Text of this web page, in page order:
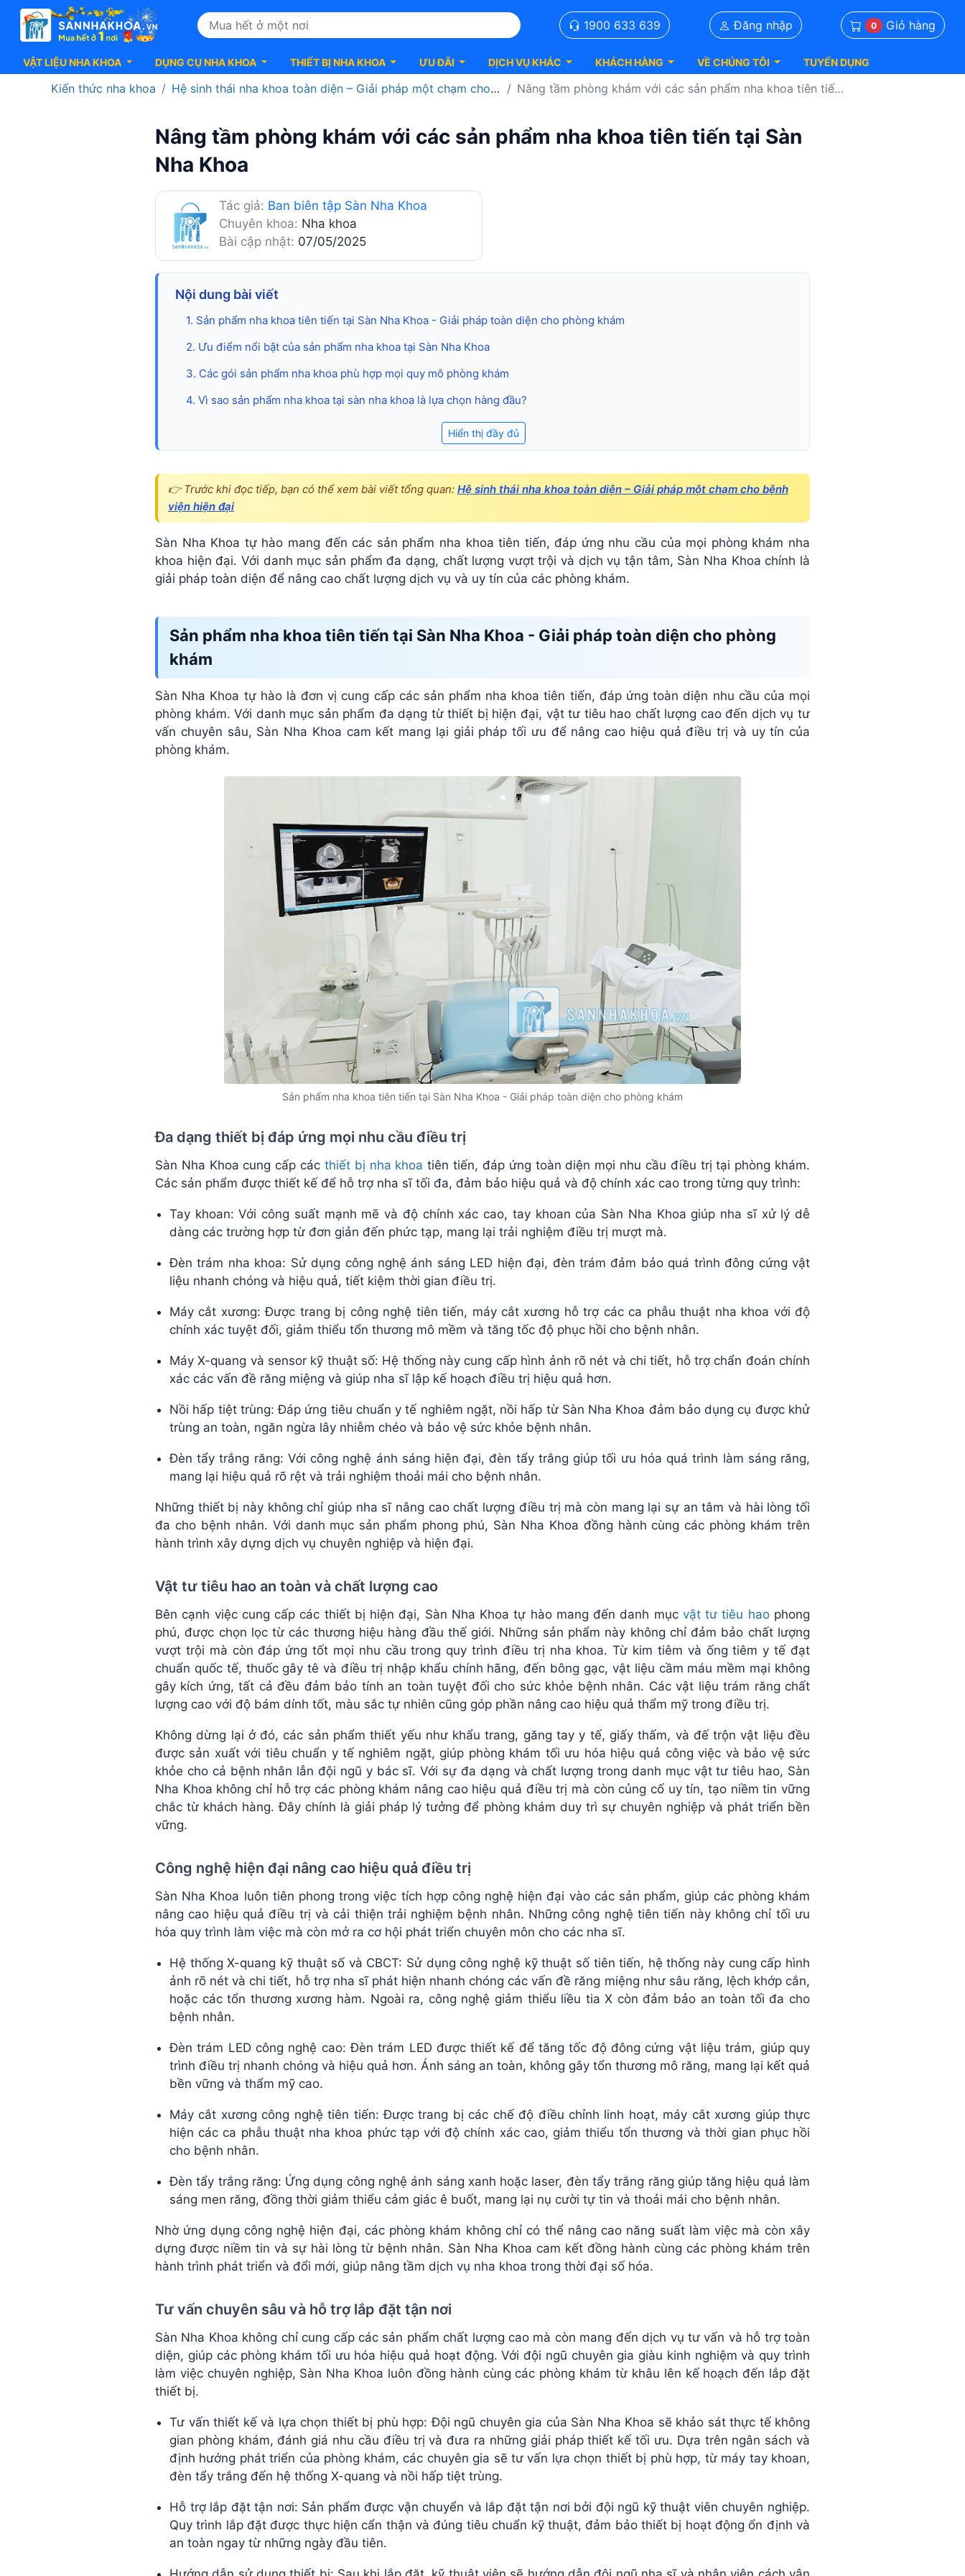
1900 633 639 Đăng nhập 0 Giỏ hàng
VẬT LIỆU NHA KHOA DỤNG CỤ NHA KHOA THIẾT BỊ NHA KHOA ƯU ĐÃI DỊCH VỤ KHÁC KHÁCH HÀNG VỀ CHÚNG TÔI TUYỂN DỤNG
Kiến thức nha khoa Hệ sinh thái nha khoa toàn diện – Giải pháp một chạm cho bệnh viện hiện đại Nâng tầm phòng khám với các sản phẩm nha khoa tiên tiến tại Sàn Nha Khoa
Nâng tầm phòng khám với các sản phẩm nha khoa tiên tiến tại Sàn
Nha Khoa
Tác giả: Ban biên tập Sàn Nha Khoa
Chuyên khoa: Nha khoa
Bài cập nhật: 07/05/2025
Nội dung bài viết
1. Sản phẩm nha khoa tiên tiến tại Sàn Nha Khoa - Giải pháp toàn diện cho phòng khám
2. Ưu điểm nổi bật của sản phẩm nha khoa tại Sàn Nha Khoa
3. Các gói sản phẩm nha khoa phù hợp mọi quy mô phòng khám
4. Vì sao sản phẩm nha khoa tại sàn nha khoa là lựa chọn hàng đầu?
Hiển thị đầy đủ
👉 Trước khi đọc tiếp, bạn có thể xem bài viết tổng quan: Hệ sinh thái nha khoa toàn diện – Giải pháp một chạm cho bệnh
viện hiện đại
Sàn Nha Khoa tự hào mang đến các sản phẩm nha khoa tiên tiến, đáp ứng nhu cầu của mọi phòng khám nha
khoa hiện đại. Với danh mục sản phẩm đa dạng, chất lượng vượt trội và dịch vụ tận tâm, Sàn Nha Khoa chính là
giải pháp toàn diện để nâng cao chất lượng dịch vụ và uy tín của các phòng khám.
Sản phẩm nha khoa tiên tiến tại Sàn Nha Khoa - Giải pháp toàn diện cho phòng
khám
Sàn Nha Khoa tự hào là đơn vị cung cấp các sản phẩm nha khoa tiên tiến, đáp ứng toàn diện nhu cầu của mọi
phòng khám. Với danh mục sản phẩm đa dạng từ thiết bị hiện đại, vật tư tiêu hao chất lượng cao đến dịch vụ tư
vấn chuyên sâu, Sàn Nha Khoa cam kết mang lại giải pháp tối ưu để nâng cao hiệu quả điều trị và uy tín của
phòng khám.
Sản phẩm nha khoa tiên tiến tại Sàn Nha Khoa - Giải pháp toàn diện cho phòng khám
Đa dạng thiết bị đáp ứng mọi nhu cầu điều trị
Sàn Nha Khoa cung cấp các thiết bị nha khoa tiên tiến, đáp ứng toàn diện mọi nhu cầu điều trị tại phòng khám.
Các sản phẩm được thiết kế để hỗ trợ nha sĩ tối đa, đảm bảo hiệu quả và độ chính xác cao trong từng quy trình:
Tay khoan: Với công suất mạnh mẽ và độ chính xác cao, tay khoan của Sàn Nha Khoa giúp nha sĩ xử lý dễ
dàng các trường hợp từ đơn giản đến phức tạp, mang lại trải nghiệm điều trị mượt mà.
Đèn trám nha khoa: Sử dụng công nghệ ánh sáng LED hiện đại, đèn trám đảm bảo quá trình đông cứng vật
liệu nhanh chóng và hiệu quả, tiết kiệm thời gian điều trị.
Máy cắt xương: Được trang bị công nghệ tiên tiến, máy cắt xương hỗ trợ các ca phẫu thuật nha khoa với độ
chính xác tuyệt đối, giảm thiểu tổn thương mô mềm và tăng tốc độ phục hồi cho bệnh nhân.
Máy X-quang và sensor kỹ thuật số: Hệ thống này cung cấp hình ảnh rõ nét và chi tiết, hỗ trợ chẩn đoán chính
xác các vấn đề răng miệng và giúp nha sĩ lập kế hoạch điều trị hiệu quả hơn.
Nồi hấp tiệt trùng: Đáp ứng tiêu chuẩn y tế nghiêm ngặt, nồi hấp từ Sàn Nha Khoa đảm bảo dụng cụ được khử
trùng an toàn, ngăn ngừa lây nhiễm chéo và bảo vệ sức khỏe bệnh nhân.
Đèn tẩy trắng răng: Với công nghệ ánh sáng hiện đại, đèn tẩy trắng giúp tối ưu hóa quá trình làm sáng răng,
mang lại hiệu quả rõ rệt và trải nghiệm thoải mái cho bệnh nhân.
Những thiết bị này không chỉ giúp nha sĩ nâng cao chất lượng điều trị mà còn mang lại sự an tâm và hài lòng tối
đa cho bệnh nhân. Với danh mục sản phẩm phong phú, Sàn Nha Khoa đồng hành cùng các phòng khám trên
hành trình xây dựng dịch vụ chuyên nghiệp và hiện đại.
Vật tư tiêu hao an toàn và chất lượng cao
Bên cạnh việc cung cấp các thiết bị hiện đại, Sàn Nha Khoa tự hào mang đến danh mục vật tư tiêu haophong
phú, được chọn lọc từ các thương hiệu hàng đầu thế giới. Những sản phẩm này không chỉ đảm bảo chất lượng
vượt trội mà còn đáp ứng tốt mọi nhu cầu trong quy trình điều trị nha khoa. Từ kim tiêm và ống tiêm y tế đạt
chuẩn quốc tế, thuốc gây tê và điều trị nhập khẩu chính hãng, đến bông gạc, vật liệu cầm máu mềm mại không
gây kích ứng, tất cả đều đảm bảo tính an toàn tuyệt đối cho sức khỏe bệnh nhân. Các vật liệu trám răng chất
lượng cao với độ bám dính tốt, màu sắc tự nhiên cũng góp phần nâng cao hiệu quả thẩm mỹ trong điều trị.
Không dừng lại ở đó, các sản phẩm thiết yếu như khẩu trang, găng tay y tế, giấy thấm, và đế trộn vật liệu đều
được sản xuất với tiêu chuẩn y tế nghiêm ngặt, giúp phòng khám tối ưu hóa hiệu quả công việc và bảo vệ sức
khỏe cho cả bệnh nhân lẫn đội ngũ y bác sĩ. Với sự đa dạng và chất lượng trong danh mục vật tư tiêu hao, Sàn
Nha Khoa không chỉ hỗ trợ các phòng khám nâng cao hiệu quả điều trị mà còn củng cố uy tín, tạo niềm tin vững
chắc từ khách hàng. Đây chính là giải pháp lý tưởng để phòng khám duy trì sự chuyên nghiệp và phát triển bền
vững.
Công nghệ hiện đại nâng cao hiệu quả điều trị
Sàn Nha Khoa luôn tiên phong trong việc tích hợp công nghệ hiện đại vào các sản phẩm, giúp các phòng khám
nâng cao hiệu quả điều trị và cải thiện trải nghiệm bệnh nhân. Những công nghệ tiên tiến này không chỉ tối ưu
hóa quy trình làm việc mà còn mở ra cơ hội phát triển chuyên môn cho các nha sĩ.
Hệ thống X-quang kỹ thuật số và CBCT: Sử dụng công nghệ kỹ thuật số tiên tiến, hệ thống này cung cấp hình
ảnh rõ nét và chi tiết, hỗ trợ nha sĩ phát hiện nhanh chóng các vấn đề răng miệng như sâu răng, lệch khớp cắn,
hoặc các tổn thương xương hàm. Ngoài ra, công nghệ giảm thiểu liều tia X còn đảm bảo an toàn tối đa cho
bệnh nhân.
Đèn trám LED công nghệ cao: Đèn trám LED được thiết kế để tăng tốc độ đông cứng vật liệu trám, giúp quy
trình điều trị nhanh chóng và hiệu quả hơn. Ánh sáng an toàn, không gây tổn thương mô răng, mang lại kết quả
bền vững và thẩm mỹ cao.
Máy cắt xương công nghệ tiên tiến: Được trang bị các chế độ điều chỉnh linh hoạt, máy cắt xương giúp thực
hiện các ca phẫu thuật nha khoa phức tạp với độ chính xác cao, giảm thiểu tổn thương và thời gian phục hồi
cho bệnh nhân.
Đèn tẩy trắng răng: Ứng dụng công nghệ ánh sáng xanh hoặc laser, đèn tẩy trắng răng giúp tăng hiệu quả làm
sáng men răng, đồng thời giảm thiểu cảm giác ê buốt, mang lại nụ cười tự tin và thoải mái cho bệnh nhân.
Nhờ ứng dụng công nghệ hiện đại, các phòng khám không chỉ có thể nâng cao năng suất làm việc mà còn xây
dựng được niềm tin và sự hài lòng từ bệnh nhân. Sàn Nha Khoa cam kết đồng hành cùng các phòng khám trên
hành trình phát triển và đổi mới, giúp nâng tầm dịch vụ nha khoa trong thời đại số hóa.
Tư vấn chuyên sâu và hỗ trợ lắp đặt tận nơi
Sàn Nha Khoa không chỉ cung cấp các sản phẩm chất lượng cao mà còn mang đến dịch vụ tư vấn và hỗ trợ toàn
diện, giúp các phòng khám tối ưu hóa hiệu quả hoạt động. Với đội ngũ chuyên gia giàu kinh nghiệm và quy trình
làm việc chuyên nghiệp, Sàn Nha Khoa luôn đồng hành cùng các phòng khám từ khâu lên kế hoạch đến lắp đặt
thiết bị.
Tư vấn thiết kế và lựa chọn thiết bị phù hợp: Đội ngũ chuyên gia của Sàn Nha Khoa sẽ khảo sát thực tế không
gian phòng khám, đánh giá nhu cầu điều trị và đưa ra những giải pháp thiết kế tối ưu. Dựa trên ngân sách và
định hướng phát triển của phòng khám, các chuyên gia sẽ tư vấn lựa chọn thiết bị phù hợp, từ máy tay khoan,
đèn tẩy trắng đến hệ thống X-quang và nồi hấp tiệt trùng.
Hỗ trợ lắp đặt tận nơi: Sản phẩm được vận chuyển và lắp đặt tận nơi bởi đội ngũ kỹ thuật viên chuyên nghiệp.
Quy trình lắp đặt được thực hiện cẩn thận và đúng tiêu chuẩn kỹ thuật, đảm bảo thiết bị hoạt động ổn định và
an toàn ngay từ những ngày đầu tiên.